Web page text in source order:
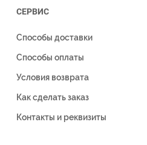
СЕРВИС
Способы доставки
Способы оплаты
Условия возврата
Как сделать заказ
Контакты и реквизиты